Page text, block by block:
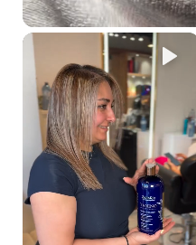
المناسبين لك؟
أرجان جولد.
منتجات بلوند للتخلص من
فإن خط كافيار هو الحل
هو الأنسب لك.